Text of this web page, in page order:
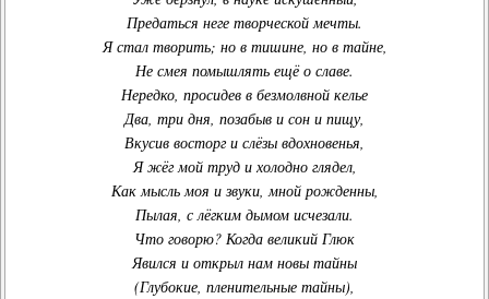
Предаться неге творческой мечты.
Я стал творить; но в тишине, но в тайне,
Не смея помышлять ещё о славе.
Нередко, просидев в безмолвной келье
Два, три дня, позабыв и сон и пищу,
Вкусив восторг и слёзы вдохновенья,
Я жёг мой труд и холодно глядел,
Как мысль моя и звуки, мной рожденны,
Пылая, с лёгким дымом исчезали.
Что говорю? Когда великий Глюк
Явился и открыл нам новы тайны
(Глубокие, пленительные тайны),